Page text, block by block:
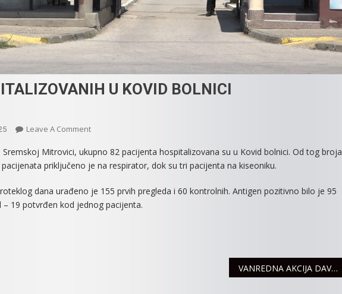
U KOVID BOLNICI
Leave A CommentOn
BROJ
HOSPITALIZOVANIH
KOVID
BOLNICI
Mitrovici, ukupno 82 pacijenta hospitalizovana su u Kovid bolnici. Od tog broja
priključeno je na respirator, dok su tri pacijenta na kiseoniku.
dana urađeno je 155 prvih pregleda i 60 kontrolnih. Antigen pozitivno bilo je 95
19 potvrđen kod jednog pacijenta.
VANREDNA AKCIJA DAVANJA KRVI U UTORAK, 1. FEBRUARA